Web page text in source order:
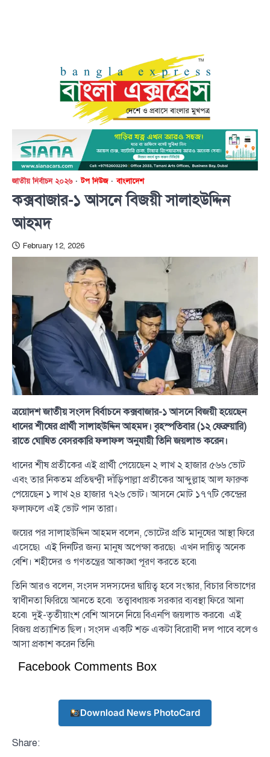
জাতীয় নির্বাচন ২০২৬ টপ নিউজ বাংলাদেশ
কক্সবাজার-১ আসনে বিজয়ী সালাহউদ্দিন
আহমদ
February 12, 2026
ত্রয়োদশ জাতীয় সংসদ বির্বাচনে কক্সবাজার-১ আসনে বিজয়ী হয়েছেন
ধানের শীষের প্রার্থী সালাহউদ্দিন আহমদ। বৃহস্পতিবার (১২ ফেব্রুয়ারি)
রাতে ঘোষিত বেসরকারি ফলাফল অনুযায়ী তিনি জয়লাভ করেন।
ধানের শীষ প্রতীকের এই প্রার্থী পেয়েছেন ২ লাখ ২ হাজার ৫৬৬ ভোট
এবং তার নিকতম প্রতিদ্বন্দ্বী দাঁড়িপাল্লা প্রতীকের আব্দুল্লাহ আল ফারুক
পেয়েছেন ১ লাখ ২৪ হাজার ৭২৬ ভোট। আসনে মোট ১৭৭টি কেন্দ্রের
ফলাফলে এই ভোট পান তারা।
জয়ের পর সালাহউদ্দিন আহমদ বলেন, ভোটের প্রতি মানুষের আস্থা ফিরে
এসেছে৷ এই দিনটির জন্য মানুষ অপেক্ষা করছে৷ এখন দায়িত্ব অনেক
বেশি। শহীদের ও গণতন্ত্রের আকাঙ্খা পূরণ করতে হবে৷
তিনি আরও বলেন, সংসদ সদস্যদের দ্বায়িত্ব হবে সংস্কার, বিচার বিভাগের
স্বাধীনতা ফিরিয়ে আনতে হবে৷ তত্ত্বাবধায়ক সরকার ব্যবস্থা ফিরে আনা
হবে৷ দুই-তৃতীয়াংশ বেশি আসনে নিয়ে বিএনপি জয়লাভ করবে৷ এই
বিজয় প্রত্যাশিত ছিল। সংসদ একটি শক্ত একটা বিরোধী দল পাবে বলেও
আসা প্রকাশ করেন তিনি৷
Facebook Comments Box
Download News PhotoCard
Share: